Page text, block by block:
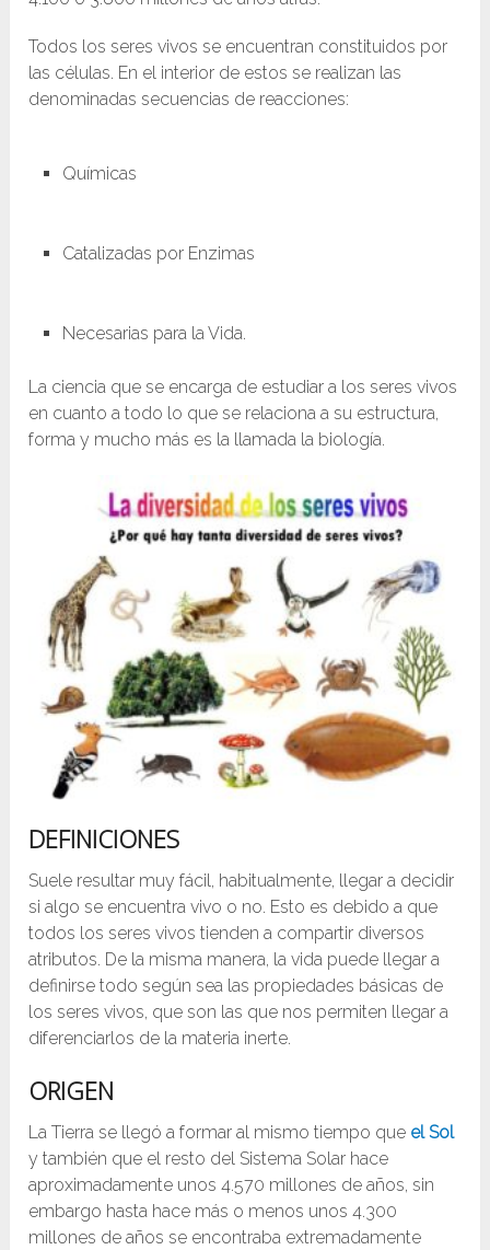
Todos los seres vivos se encuentran constituidos por
las células. En el interior de estos se realizan las
denominadas secuencias de reacciones:
Químicas
Catalizadas por Enzimas
Necesarias para la Vida.
La ciencia que se encarga de estudiar a los seres vivos
en cuanto a todo lo que se relaciona a su estructura,
forma y mucho más es la llamada la biología.
DEFINICIONES
Suele resultar muy fácil, habitualmente, llegar a decidir
si algo se encuentra vivo o no. Esto es debido a que
todos los seres vivos tienden a compartir diversos
atributos. De la misma manera, la vida puede llegar a
definirse todo según sea las propiedades básicas de
los seres vivos, que son las que nos permiten llegar a
diferenciarlos de la materia inerte.
ORIGEN
La Tierra se llegó a formar al mismo tiempo que el Sol
y también que el resto del Sistema Solar hace
aproximadamente unos 4.570 millones de años, sin
embargo hasta hace más o menos unos 4.300
millones de años se encontraba extremadamente